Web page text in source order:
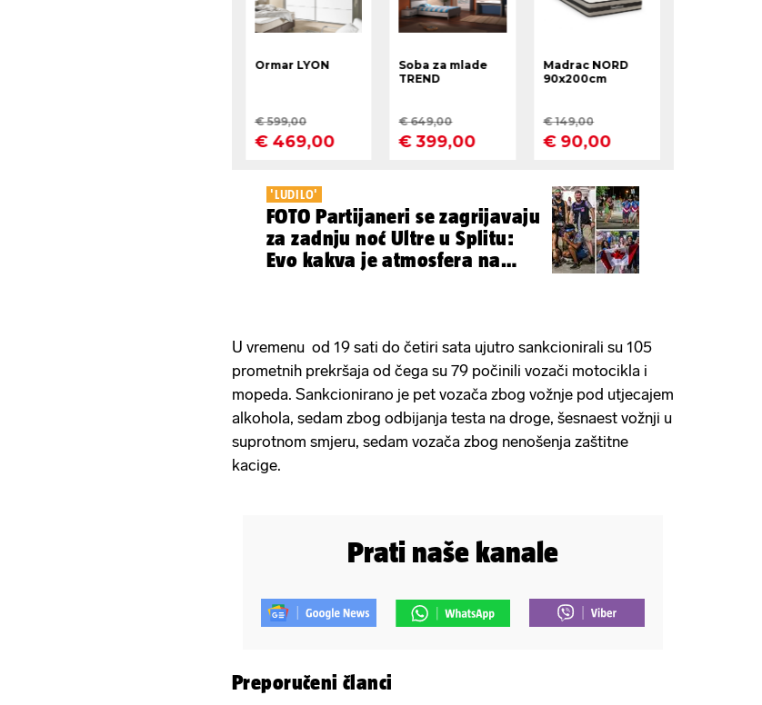
'LUDILO'
FOTO Partijaneri se zagrijavaju
za zadnju noć Ultre u Splitu:
Evo kakva je atmosfera na
U vremenu od 19 sati do četiri sata ujutro sankcionirali su 105
prometnih prekršaja od čega su 79 počinili vozači motocikla i
mopeda. Sankcionirano je pet vozača zbog vožnje pod utjecajem
alkohola, sedam zbog odbijanja testa na droge, šesnaest vožnji u
suprotnom smjeru, sedam vozača zbog nenošenja zaštitne
kacige.
Prati naše kanale
Preporučeni članci